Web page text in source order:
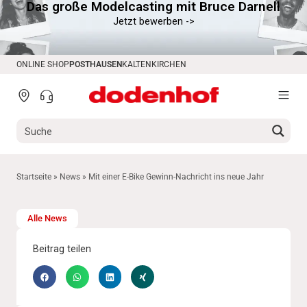
springen
Das große Modelcasting mit Bruce Darnell
Jetzt bewerben ->
ONLINE SHOP POSTHAUSEN KALTENKIRCHEN
Startseite » News » Mit einer E-Bike Gewinn-Nachricht ins neue Jahr
Beitrag teilen
Alle News